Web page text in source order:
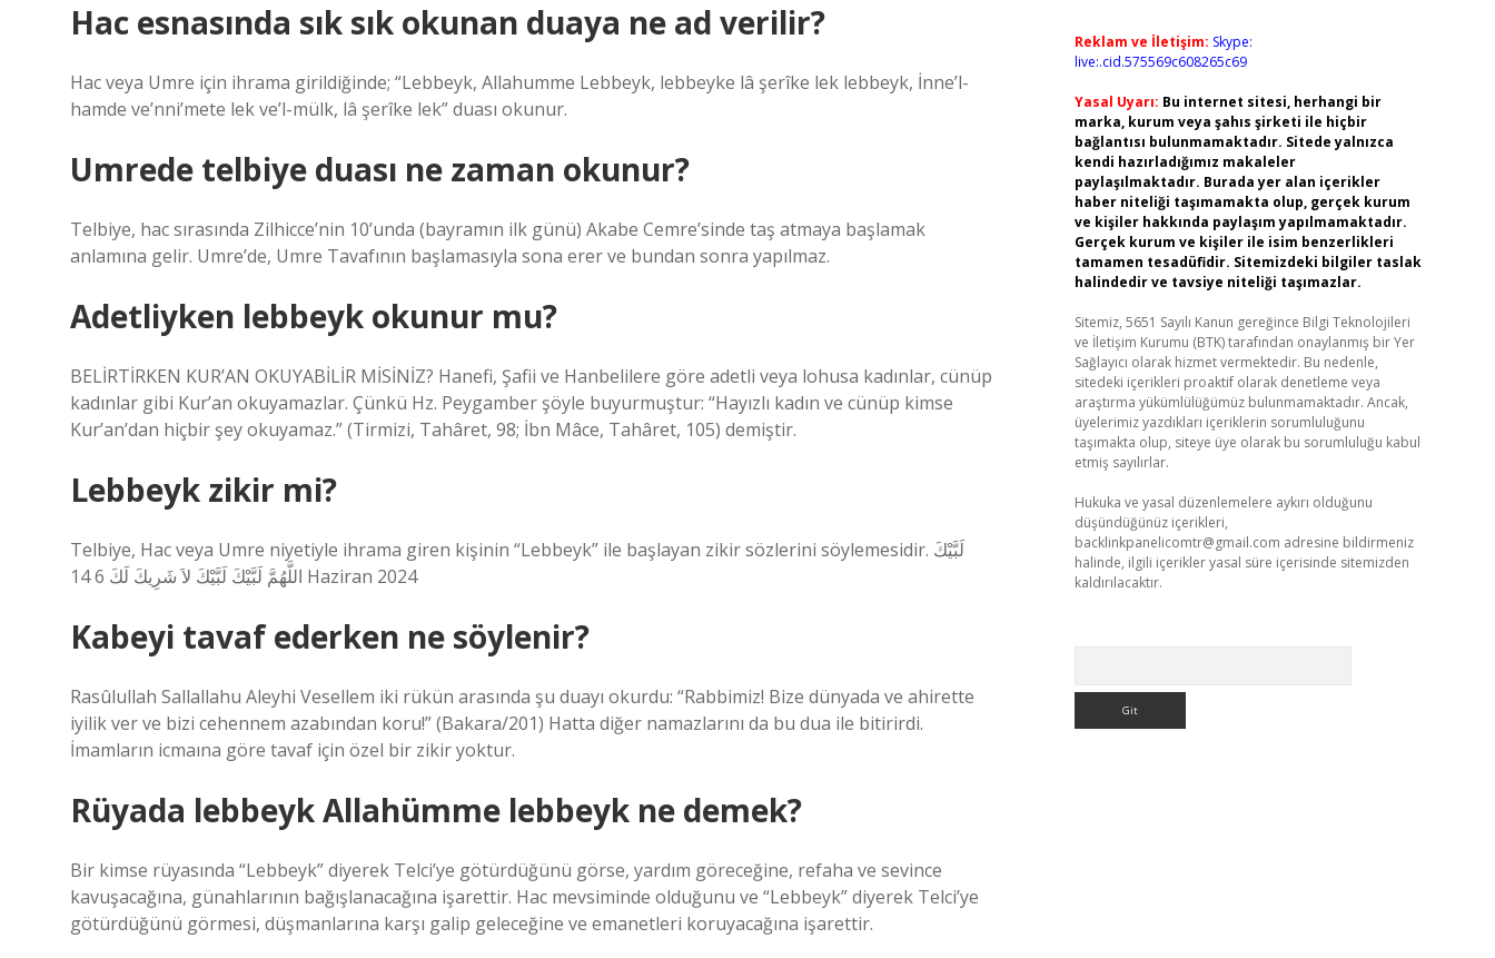
Hac esnasında sık sık okunan duaya ne ad verilir?
Hac veya Umre için ihrama girildiğinde; “Lebbeyk, Allahumme Lebbeyk, lebbeyke lâ şerîke lek lebbeyk, İnne’l-
hamde ve’nni’mete lek ve’l-mülk, lâ şerîke lek” duası okunur.
Umrede telbiye duası ne zaman okunur?
Telbiye, hac sırasında Zilhicce’nin 10’unda (bayramın ilk günü) Akabe Cemre’sinde taş atmaya başlamak
anlamına gelir. Umre’de, Umre Tavafının başlamasıyla sona erer ve bundan sonra yapılmaz.
Adetliyken lebbeyk okunur mu?
BELİRTİRKEN KUR’AN OKUYABİLİR MİSİNİZ? Hanefi, Şafii ve Hanbelilere göre adetli veya lohusa kadınlar, cünüp
kadınlar gibi Kur’an okuyamazlar. Çünkü Hz. Peygamber şöyle buyurmuştur: “Hayızlı kadın ve cünüp kimse
Kur’an’dan hiçbir şey okuyamaz.” (Tirmizi, Tahâret, 98; İbn Mâce, Tahâret, 105) demiştir.
Lebbeyk zikir mi?
Telbiye, Hac veya Umre niyetiyle ihrama giren kişinin “Lebbeyk” ile başlayan zikir sözlerini söylemesidir. لَبَّيْكَ
اللَّهُمَّ لَبَّيْكَ لَبَّيْكَ لاَ شَرِيكَ لَكَ 6 14 Haziran 2024
Kabeyi tavaf ederken ne söylenir?
Rasûlullah Sallallahu Aleyhi Vesellem iki rükün arasında şu duayı okurdu: “Rabbimiz! Bize dünyada ve ahirette
iyilik ver ve bizi cehennem azabından koru!” (Bakara/201) Hatta diğer namazlarını da bu dua ile bitirirdi.
İmamların icmaına göre tavaf için özel bir zikir yoktur.
Rüyada lebbeyk Allahümme lebbeyk ne demek?
Bir kimse rüyasında “Lebbeyk” diyerek Telci’ye götürdüğünü görse, yardım göreceğine, refaha ve sevince
kavuşacağına, günahlarının bağışlanacağına işarettir. Hac mevsiminde olduğunu ve “Lebbeyk” diyerek Telci’ye
götürdüğünü görmesi, düşmanlarına karşı galip geleceğine ve emanetleri koruyacağına işarettir.
Reklam ve İletişim: Skype:
live:.cid.575569c608265c69
Yasal Uyarı: Bu internet sitesi, herhangi bir
marka, kurum veya şahıs şirketi ile hiçbir
bağlantısı bulunmamaktadır. Sitede yalnızca
kendi hazırladığımız makaleler
paylaşılmaktadır. Burada yer alan içerikler
haber niteliği taşımamakta olup, gerçek kurum
ve kişiler hakkında paylaşım yapılmamaktadır.
Gerçek kurum ve kişiler ile isim benzerlikleri
tamamen tesadüfidir. Sitemizdeki bilgiler taslak
halindedir ve tavsiye niteliği taşımazlar.
Sitemiz, 5651 Sayılı Kanun gereğince Bilgi Teknolojileri
ve İletişim Kurumu (BTK) tarafından onaylanmış bir Yer
Sağlayıcı olarak hizmet vermektedir. Bu nedenle,
sitedeki içerikleri proaktif olarak denetleme veya
araştırma yükümlülüğümüz bulunmamaktadır. Ancak,
üyelerimiz yazdıkları içeriklerin sorumluluğunu
taşımakta olup, siteye üye olarak bu sorumluluğu kabul
etmiş sayılırlar.
Hukuka ve yasal düzenlemelere aykırı olduğunu
düşündüğünüz içerikleri,
backlinkpanelicomtr@gmail.com adresine bildirmeniz
halinde, ilgili içerikler yasal süre içerisinde sitemizden
kaldırılacaktır.